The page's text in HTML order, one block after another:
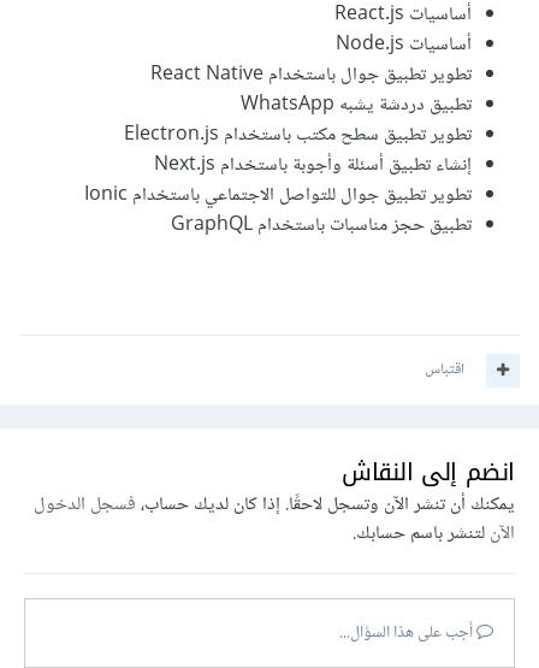
أساسيات React.js
أساسيات Node.js
تطوير تطبيق جوال باستخدام React Native
تطبيق دردشة يشبه WhatsApp
تطوير تطبيق سطح مكتب باستخدام Electron.js
إنشاء تطبيق أسئلة وأجوبة باستخدام Next.js
تطوير تطبيق جوال للتواصل الاجتماعي باستخدام Ionic
تطبيق حجز مناسبات باستخدام GraphQL
اقتباس
انضم إلى النقاش
يمكنك أن تنشر الآن وتسجل لاحقًا. إذا كان لديك حساب،فسجل الدخول
الآنلتنشر باسم حسابك.
أجب على هذا السؤال...